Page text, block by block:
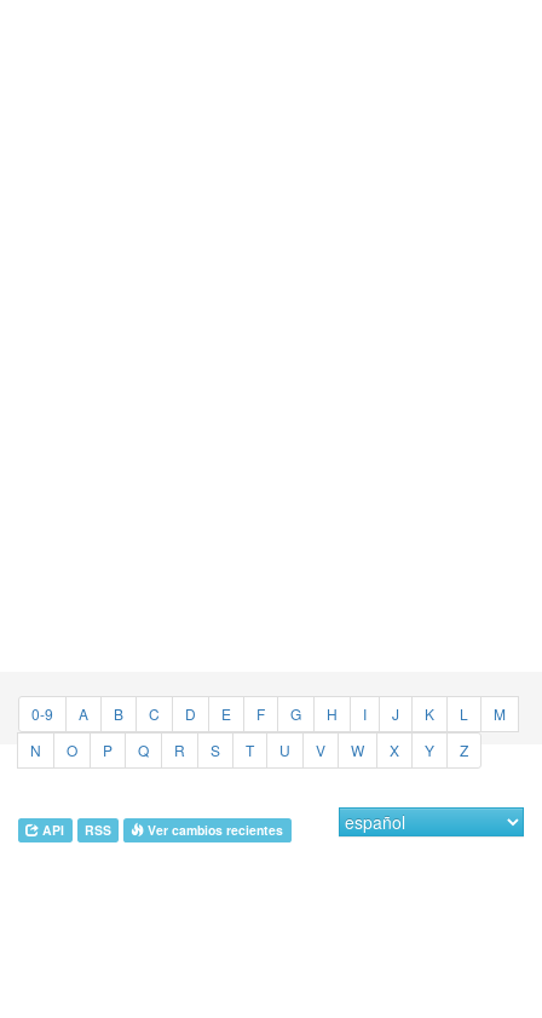
0-9 A B C D E F G H I J K L
M
N
O P Q R S T U V W X Y Z
API RSS Ver cambios recientes